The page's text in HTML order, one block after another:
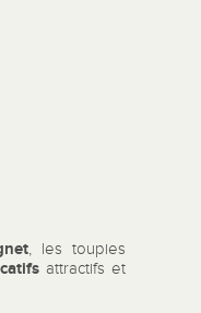
, les toupies
attractifs et